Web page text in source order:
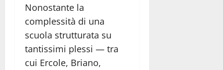
Nonostante la
complessità di una
scuola strutturata su
tantissimi plessi — tra
cui Ercole, Briano,